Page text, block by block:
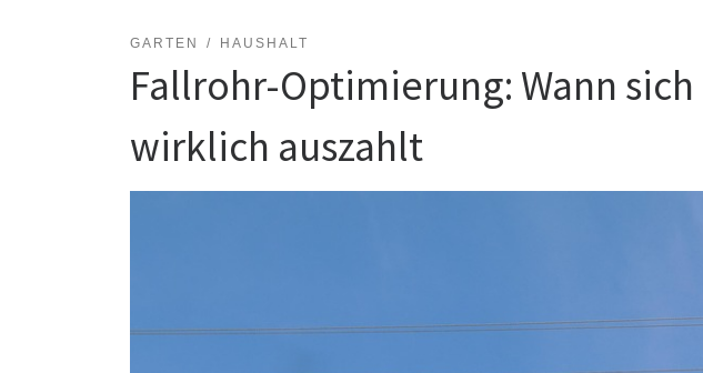
GARTEN HAUSHALT
Fallrohr-Optimierung: Wann
wirklich auszahlt